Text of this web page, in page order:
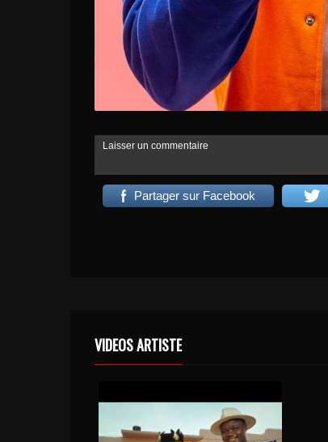
Laisser un commentaire
Partager sur Facebook
VIDEOS ARTISTE